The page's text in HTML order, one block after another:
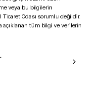
veya bu bilgilerin
Odası sorumlu değildir.
açıklanan tüm bilgi ve verilerin